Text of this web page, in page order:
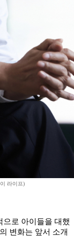
라이프)
으로 아이들을 대했
변화는 앞서 소개